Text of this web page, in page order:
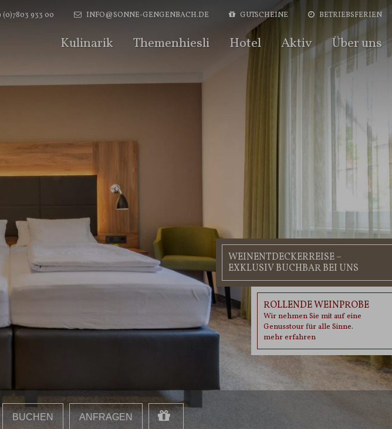
(0)7803 933 00 INFO@SONNE-GENGENBACH.DE GUTSCHEINE BETRIEBSFERIEN
Kulinarik Themenhiesli Hotel Aktiv Über uns
WEINENTDECKERREISE –
EXKLUSIV BUCHBAR BEI UNS
ROLLENDE WEINPROBE
Wir nehmen Sie mit auf eine
Genusstour für alle Sinne.
mehr erfahren